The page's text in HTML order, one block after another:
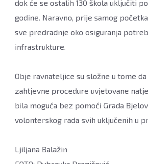
dok će se ostalih 130 škola uključiti
godine. Naravno, prije samog
sve predradnje oko osiguranja
infrastrukture.
Obje ravnateljice su složne u tome
zahtjevne procedure uvjetovane
bila moguća bez pomoći Grada
volonterskog rada svih uključenih u
Ljiljana Balažin